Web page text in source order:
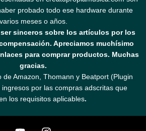
probado todo ese hardware durante
varios meses o años.
sinceros sobre los artículos por los
Apreciamos muchísimo
para comprar productos. Muchas
gracias.
de Amazon, Thomann y Beatport (Plugin
por las compras adscritas que
los requisitos aplicables.